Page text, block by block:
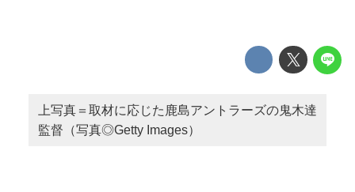
上写真＝取材に応じた鹿島アントラーズの鬼木達
監督（写真◎Getty Images）